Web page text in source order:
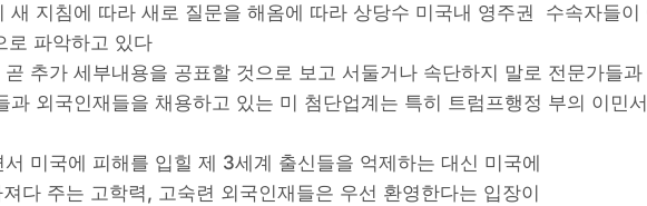
새 지침에 따라 새로 질문을 해옴에 따라 상당수 미국내 영주권 수속자들
로 파악하고 있다
추가 세부내용을 공표할 것으로 보고 서둘거나 속단하지 말로 전문가들
과 외국인재들을 채용하고 있는 미 첨단업계는 특히 트럼프행정 부의 이민
미국에 피해를 입힐 제 3세계 출신들을 억제하는 대신 미국에
다 주는 고학력, 고숙련 외국인재들은 우선 환영한다는 입장이